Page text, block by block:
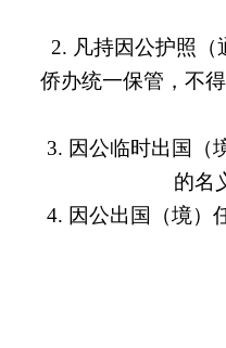
2. 凡持因公护照
侨办统一保管，不
3. 因公临时出国（
的名
4. 因公出国（境）